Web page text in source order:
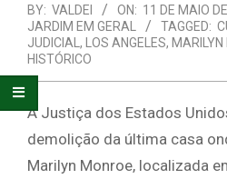
BY: VALDEI ON: 11 DE MAIO
JARDIM EM GERAL
TAGGED:
JUDICIAL, LOS ANGELES,
HISTÓRICO
A Justiça dos Estados
demolição da última casa
Marilyn Monroe, localizada